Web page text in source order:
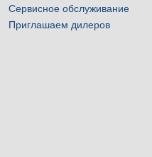
Сервисное обслуживание
Приглашаем дилеров